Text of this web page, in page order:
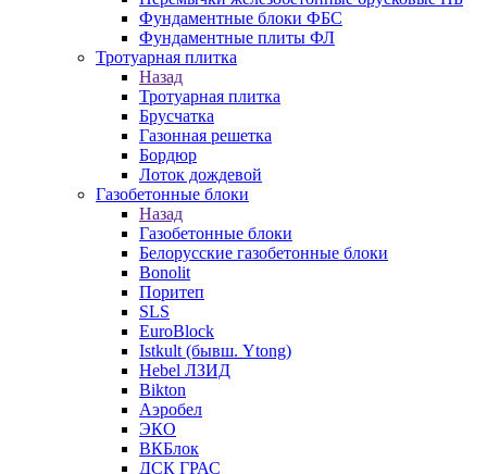
Фундаментные блоки ФБС
Фундаментные плиты ФЛ
Тротуарная плитка
Назад
Тротуарная плитка
Брусчатка
Газонная решетка
Бордюр
Лоток дождевой
Газобетонные блоки
Назад
Газобетонные блоки
Белорусские газобетонные блоки
Bonolit
Поритеп
SLS
EuroBlock
Istkult (бывш. Ytong)
Hebel ЛЗИД
Bikton
Аэробел
ЭКО
ВКБлок
ДСК ГРАС